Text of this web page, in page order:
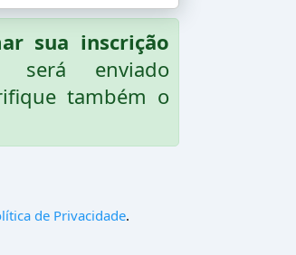
sua inscrição
enviado
também o
de Privacidade.